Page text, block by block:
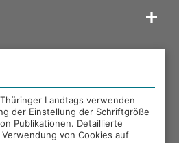
LANDTAGS
Landtags verwenden
der Einstellung der Schriftgröße
Publikationen. Detaillierte
von Cookies auf